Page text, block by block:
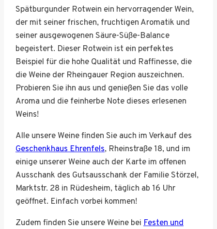
Spätburgunder Rotwein ein hervorragender Wein,
der mit seiner frischen, fruchtigen Aromatik und
seiner ausgewogenen Säure-Süße-Balance
begeistert. Dieser Rotwein ist ein perfektes
Beispiel für die hohe Qualität und Raffinesse, die
die Weine der Rheingauer Region auszeichnen.
Probieren Sie ihn aus und genießen Sie das volle
Aroma und die feinherbe Note dieses erlesenen
Weins!
Alle unsere Weine finden Sie auch im Verkauf des
Geschenkhaus Ehrenfels, Rheinstraße 18, und im
einige unserer Weine auch der Karte im offenen
Ausschank des Gutsausschank der Familie Störzel,
Marktstr. 28 in Rüdesheim, täglich ab 16 Uhr
geöffnet. Einfach vorbei kommen!
Zudem finden Sie unsere Weine bei Festen und